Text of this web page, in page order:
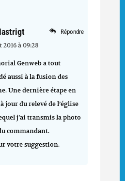
à 09:28
Répondre
Genweb a tout
aussi à la fusion des
Une dernière étape en
jour du relevé de l’église
j’ai transmis la photo
commandant.
votre suggestion.